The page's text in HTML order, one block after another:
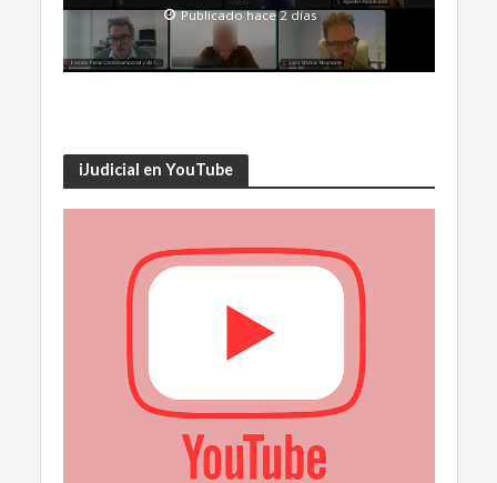
Publicado hace 2 días
iJudicial en YouTube